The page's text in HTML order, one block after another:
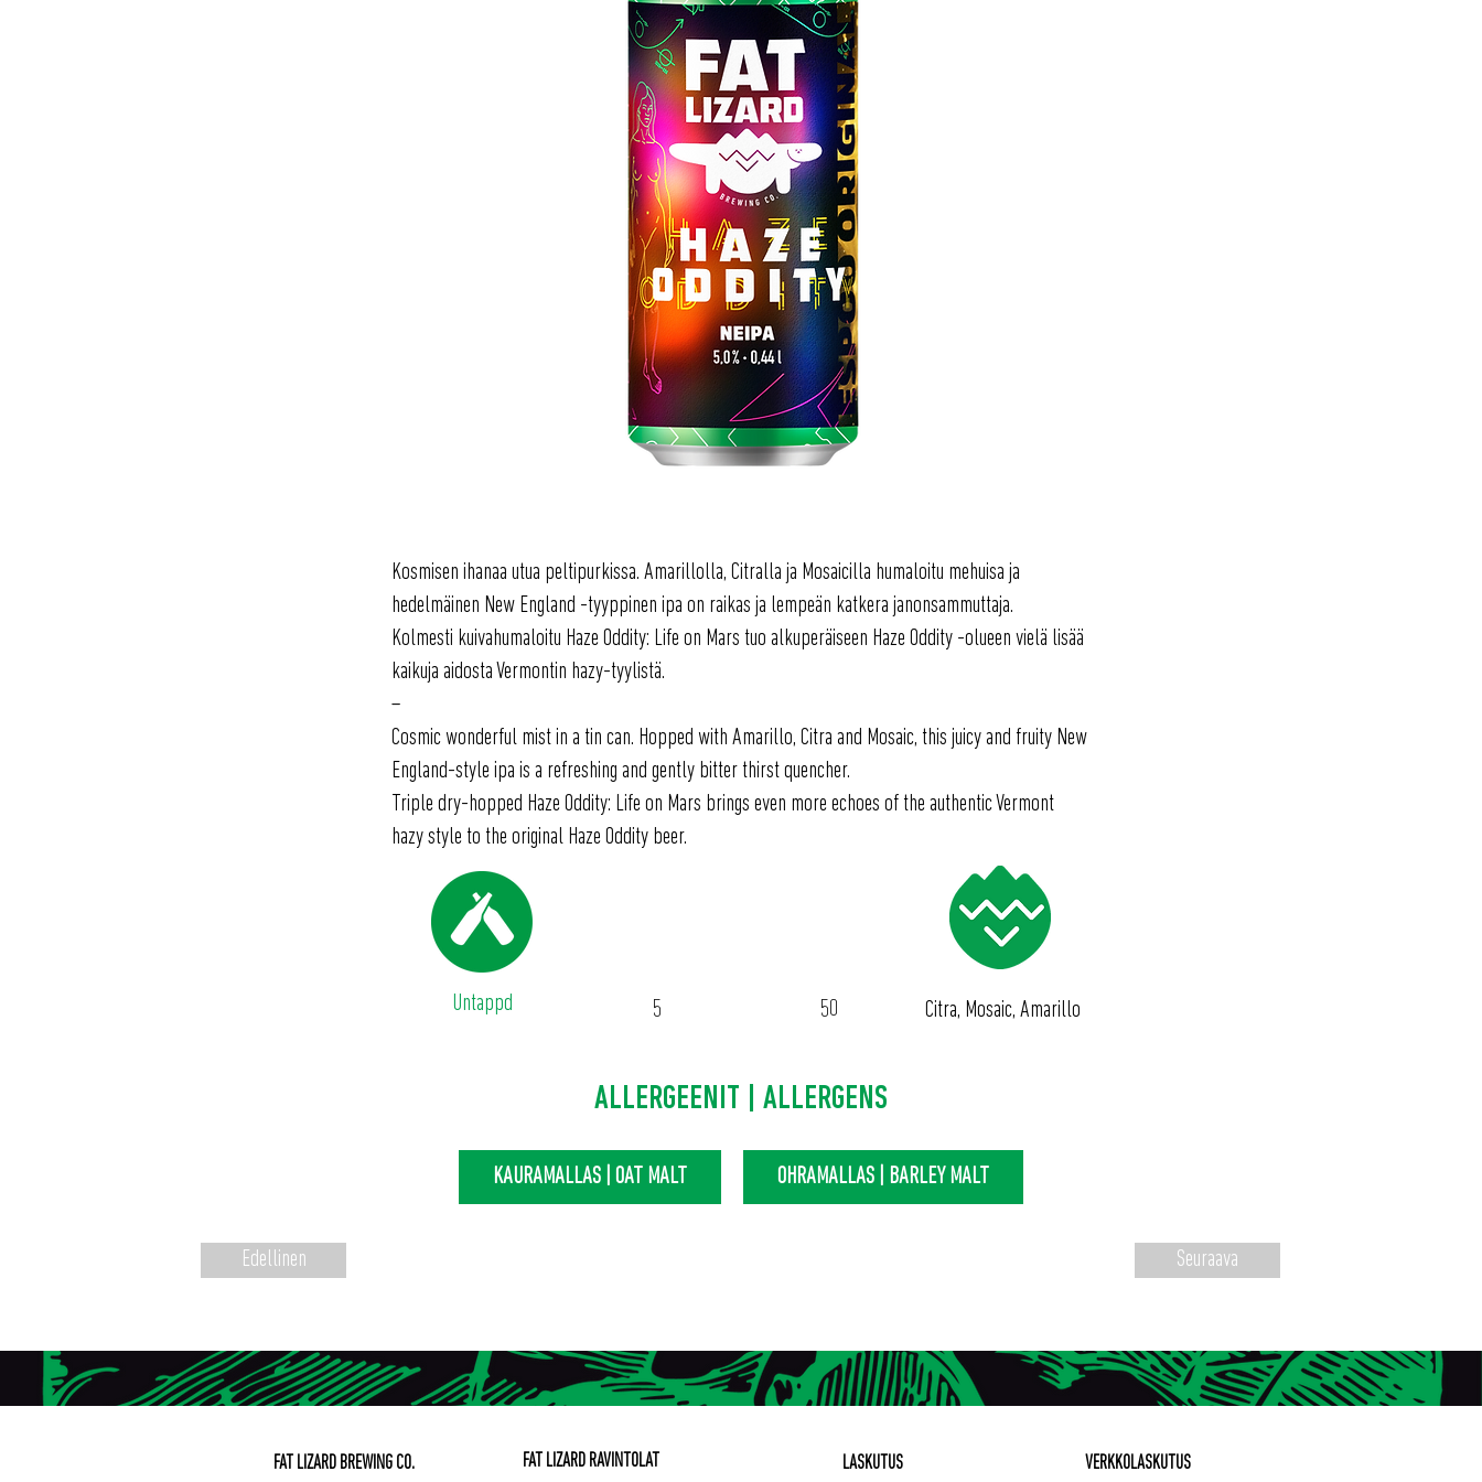
Kosmisen ihanaa utua peltipurkissa. Amarillolla, Citralla ja Mosaicilla humaloitu mehuisa ja
hedelmäinen New England -tyyppinen ipa on raikas ja lempeän katkera janonsammuttaja.
Kolmesti kuivahumaloitu Haze Oddity: Life on Mars tuo alkuperäiseen Haze Oddity -olueen vielä lisää
kaikuja aidosta Vermontin hazy-tyylistä.
–
Cosmic wonderful mist in a tin can. Hopped with Amarillo, Citra and Mosaic, this juicy and fruity New
England-style ipa is a refreshing and gently bitter thirst quencher.
Triple dry-hopped Haze Oddity: Life on Mars brings even more echoes of the authentic Vermont
hazy style to the original Haze Oddity beer.
Untappd 5 50 Citra, Mosaic, Amarillo
ALLERGEENIT | ALLERGENS
KAURAMALLAS | OAT MALT OHRAMALLAS | BARLEY MALT
Edellinen Seuraava
FAT LIZARD BREWING CO. VERKKOLASKUTUS
FAT LIZARD RAVINTOLAT LASKUTUS